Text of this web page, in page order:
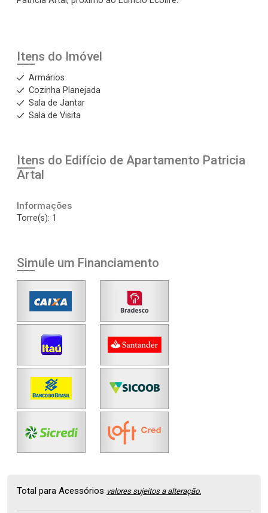
Itens do Imóvel
Armários
Cozinha Planejada
Sala de Jantar
Sala de Visita
Itens do Edifício de Apartamento Patricia
Artal
Informações
Torre(s): 1
Simule um Financiamento
Total para Acessórios valores sujeitos a alteração.